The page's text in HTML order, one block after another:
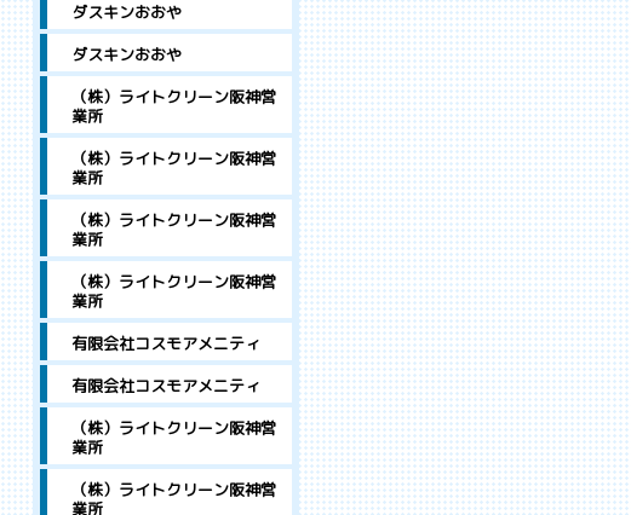
ダスキンおおや
ダスキンおおや
（株）ライトクリーン阪神営
業所
（株）ライトクリーン阪神営
業所
（株）ライトクリーン阪神営
業所
（株）ライトクリーン阪神営
業所
有限会社コスモアメニティ
有限会社コスモアメニティ
（株）ライトクリーン阪神営
業所
（株）ライトクリーン阪神営
業所